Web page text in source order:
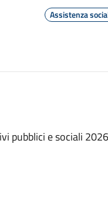
Assistenza
pubblici e sociali